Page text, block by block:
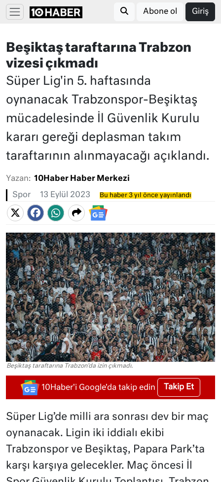
Abone ol Giriş
Beşiktaş taraftarına Trabzon
vizesi çıkmadı
Süper Lig'in 5. haftasında
oynanacak Trabzonspor-Beşiktaş
mücadelesinde İl Güvenlik Kurulu
kararı gereği deplasman takım
taraftarının alınmayacağı açıklandı.
Yazan: 10Haber Haber Merkezi
Spor 13 Eylül 2023 Bu haber 3 yıl önce yayınlandı
Beşiktaş taraftarına Trabzon'da izin çıkmadı.
10Haber'i Google'da takip edin Takip Et
Süper Lig’de milli ara sonrası dev bir maç
oynanacak. Ligin iki iddialı ekibi
Trabzonspor ve Beşiktaş, Papara Park’ta
karşı karşıya gelecekler. Maç öncesi İl